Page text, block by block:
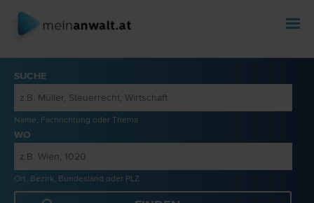
SUCHE
Name, Fachrichtung oder Thema
WO
Ort, Bezirk, Bundesland oder PLZ